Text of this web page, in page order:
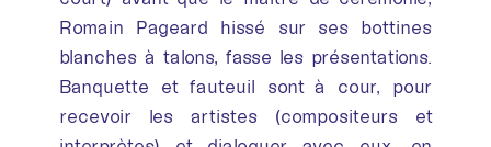
Romain Pageard hissé sur ses bottines
blanches à talons, fasse les présentations.
Banquette et fauteuil sont à cour, pour
recevoir les artistes (compositeurs et